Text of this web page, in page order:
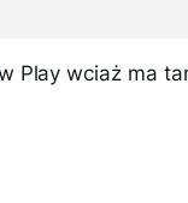
Play wciaż ma